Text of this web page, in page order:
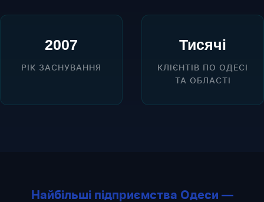
2007
РІК ЗАСНУВАННЯ
Тисячі
КЛІЄНТІВ ПО ОДЕСІ
ТА ОБЛАСТІ
Найбільші підприємства Одеси —